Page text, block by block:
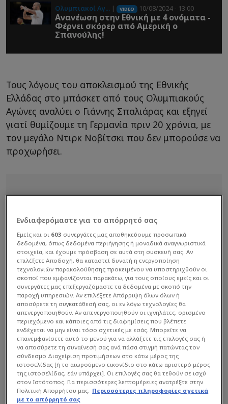
Ολυμπιακοί Αγ... | VIDEO 10/08/2024 - 13:00
Ανανέωση στην Εθνική με 4 ονόματα -
Φέρνει σκόρερ από Αμερική ο
Σπανούλης!
Τους λόγους του αποκλεισμού της Εθνικής
Ελλάδας στο μπάσκετ από τους Ολυμπιακούς
Αγώνες αναλύει ο Γιάννης Σπαλιάρας και εξηγεί
γιατί θυμίζουμε τη Γερμανία πριν 20 χρόνια, με
τον μεγάλο Ντιρκ Νοβίτσκι που δεν μπορούσε να
προχωρήσει.
Ενδιαφερόμαστε για το απόρρητό σας
Εμείς και οι 603 συνεργάτες μας αποθηκεύουμε προσωπικά
δεδομένα, όπως δεδομένα περιήγησης ή μοναδικά αναγνωριστικά
στοιχεία, και έχουμε πρόσβαση σε αυτά στη συσκευή σας. Αν
επιλέξετε Αποδοχή, θα καταστεί δυνατή η ενεργοποίηση
τεχνολογιών παρακολούθησης προκειμένου να υποστηριχθούν οι
σκοποί που εμφανίζονται παρακάτω, για τους οποίους εμείς και οι
συνεργάτες μας επεξεργαζόμαστε τα δεδομένα με σκοπό την
παροχή υπηρεσιών. Αν επιλέξετε Απόρριψη όλων όλων ή
αποσύρετε τη συγκατάθεσή σας, οι εν λόγω τεχνολογίες θα
απενεργοποιηθούν. Αν απενεργοποιηθούν οι ιχνηλάτες, ορισμένο
περιεχόμενο και κάποιες από τις διαφημίσεις που βλέπετε
ενδέχεται να μην είναι τόσο σχετικές με εσάς. Μπορείτε να
επανεμφανίσετε αυτό το μενού για να αλλάξετε τις επιλογές σας ή
να αποσύρετε τη συναίνεσή σας ανά πάσα στιγμή πατώντας τον
σύνδεσμο Διαχείριση προτιμήσεων στο κάτω μέρος της
ιστοσελίδας [ή το αιωρούμενο εικονίδιο στο κάτω αριστερό μέρος
της ιστοσελίδας, εάν υπάρχει]. Οι επιλογές σας θα τεθούν σε ισχύ
στον Ιστότοπος. Για περισσότερες λεπτομέρειες ανατρέξτε στην
Πολιτική Απορρήτου μας. Περισσότερες πληροφορίες σχετικά
με το απόρρητό σας